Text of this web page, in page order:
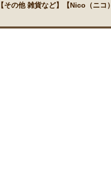
【その他 雑貨など】【Nico（ニ